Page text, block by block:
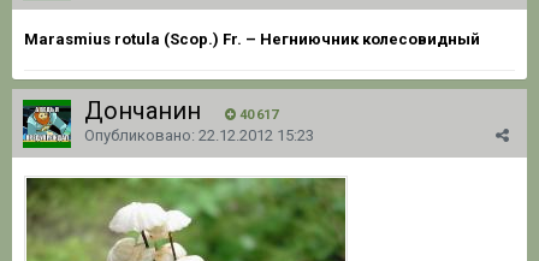
Marasmius rotula (Scop.) Fr. – Негниючник колесовидный
Дончанин 40 617
Опубликовано: 22.12.2012 15:23